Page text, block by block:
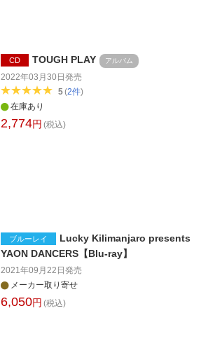
CD TOUGH PLAY アルバム
2022年03月30日 発売
5(2件)
在庫あり
2,774円 (税込)
ブルーレイ
Lucky Kilimanjaro presents
YAON DANCERS【Blu-ray】
2021年09月22日 発売
メーカー取り寄せ
6,050円 (税込)